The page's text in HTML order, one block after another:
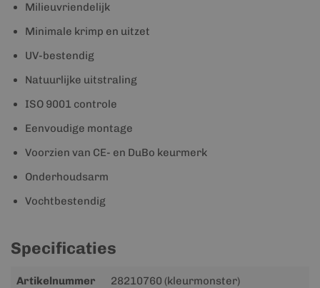
Milieuvriendelijk
Minimale krimp en uitzet
UV-bestendig
Natuurlijke uitstraling
ISO 9001 controle
Eenvoudige montage
Voorzien van CE- en DuBo keurmerk
Onderhoudsarm
Vochtbestendig
Specificaties
Meer
Artikelnummer 28210760 (kleurmonster)